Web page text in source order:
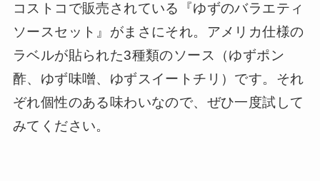
コストコで販売されている『ゆずのバラエティ
ソースセット』がまさにそれ。アメリカ仕様の
ラベルが貼られた3種類のソース（ゆずポン
酢、ゆず味噌、ゆずスイートチリ）です。それ
ぞれ個性のある味わいなので、ぜひ一度試して
みてください。